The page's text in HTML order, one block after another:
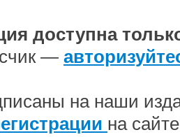
доступна
—
на наши
на сайте